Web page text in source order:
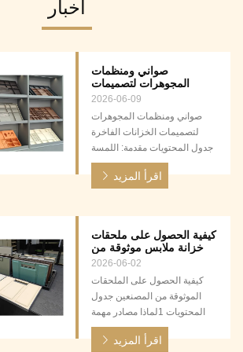
أخبار
صواني ومنظمات
المجوهرات لتصميمات
الخزانات الفاخرة
2026-06-09
صواني ومنظمات المجوهرات
لتصميمات الخزانات الفاخرة
جدول المحتويات مقدمة: اللمسة
النهائية للخزائن الفاخرة لماذا
يختلف تخزين المجوهرات: ما
ومنظمات المجوهرات الفاخرة
دمج منظمات المجوهرات في
اقرأ المزيد
كيفية الحصول على ملحقات
خزانة ملابس موثوقة من
الشركات المصنعة
2026-06-02
كيفية الحصول على الملحقات
الموثوقة من المصنعين جدول
المحتويات 1لماذا مصادر مهمة
لأعمال الأثاث الخاصة بك 2ما
الذي يحدد مصنع ملحقات خزانة
اقرأ المزيد